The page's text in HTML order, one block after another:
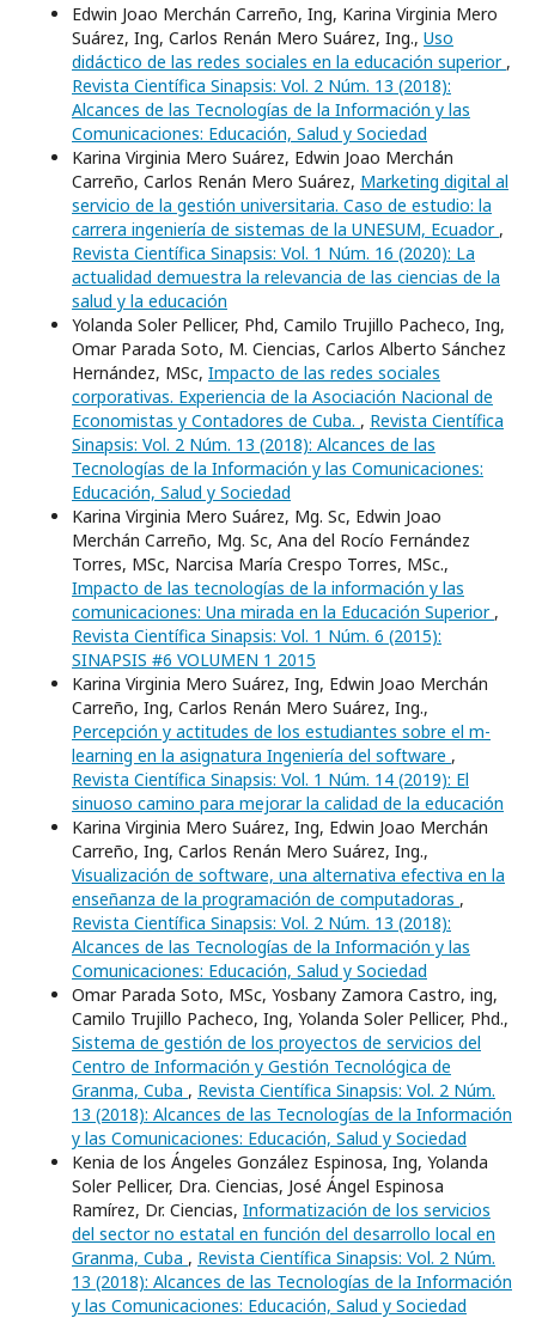
Edwin Joao Merchán Carreño, Ing, Karina Virginia Mero
Suárez, Ing, Carlos Renán Mero Suárez, Ing., Uso
didáctico de las redes sociales en la educación superior ,
Revista Científica Sinapsis: Vol. 2 Núm. 13 (2018):
Alcances de las Tecnologías de la Información y las
Comunicaciones: Educación, Salud y Sociedad
Karina Virginia Mero Suárez, Edwin Joao Merchán
Carreño, Carlos Renán Mero Suárez, Marketing digital al
servicio de la gestión universitaria. Caso de estudio: la
carrera ingeniería de sistemas de la UNESUM, Ecuador ,
Revista Científica Sinapsis: Vol. 1 Núm. 16 (2020): La
actualidad demuestra la relevancia de las ciencias de la
salud y la educación
Yolanda Soler Pellicer, Phd, Camilo Trujillo Pacheco, Ing,
Omar Parada Soto, M. Ciencias, Carlos Alberto Sánchez
Hernández, MSc, Impacto de las redes sociales
corporativas. Experiencia de la Asociación Nacional de
Economistas y Contadores de Cuba. , Revista Científica
Sinapsis: Vol. 2 Núm. 13 (2018): Alcances de las
Tecnologías de la Información y las Comunicaciones:
Educación, Salud y Sociedad
Karina Virginia Mero Suárez, Mg. Sc, Edwin Joao
Merchán Carreño, Mg. Sc, Ana del Rocío Fernández
Torres, MSc, Narcisa María Crespo Torres, MSc.,
Impacto de las tecnologías de la información y las
comunicaciones: Una mirada en la Educación Superior ,
Revista Científica Sinapsis: Vol. 1 Núm. 6 (2015):
SINAPSIS #6 VOLUMEN 1 2015
Karina Virginia Mero Suárez, Ing, Edwin Joao Merchán
Carreño, Ing, Carlos Renán Mero Suárez, Ing.,
Percepción y actitudes de los estudiantes sobre el m-
learning en la asignatura Ingeniería del software ,
Revista Científica Sinapsis: Vol. 1 Núm. 14 (2019): El
sinuoso camino para mejorar la calidad de la educación
Karina Virginia Mero Suárez, Ing, Edwin Joao Merchán
Carreño, Ing, Carlos Renán Mero Suárez, Ing.,
Visualización de software, una alternativa efectiva en la
enseñanza de la programación de computadoras ,
Revista Científica Sinapsis: Vol. 2 Núm. 13 (2018):
Alcances de las Tecnologías de la Información y las
Comunicaciones: Educación, Salud y Sociedad
Omar Parada Soto, MSc, Yosbany Zamora Castro, ing,
Camilo Trujillo Pacheco, Ing, Yolanda Soler Pellicer, Phd.,
Sistema de gestión de los proyectos de servicios del
Centro de Información y Gestión Tecnológica de
Granma, Cuba , Revista Científica Sinapsis: Vol. 2 Núm.
13 (2018): Alcances de las Tecnologías de la Información
y las Comunicaciones: Educación, Salud y Sociedad
Kenia de los Ángeles González Espinosa, Ing, Yolanda
Soler Pellicer, Dra. Ciencias, José Ángel Espinosa
Ramírez, Dr. Ciencias, Informatización de los servicios
del sector no estatal en función del desarrollo local en
Granma, Cuba , Revista Científica Sinapsis: Vol. 2 Núm.
13 (2018): Alcances de las Tecnologías de la Información
y las Comunicaciones: Educación, Salud y Sociedad